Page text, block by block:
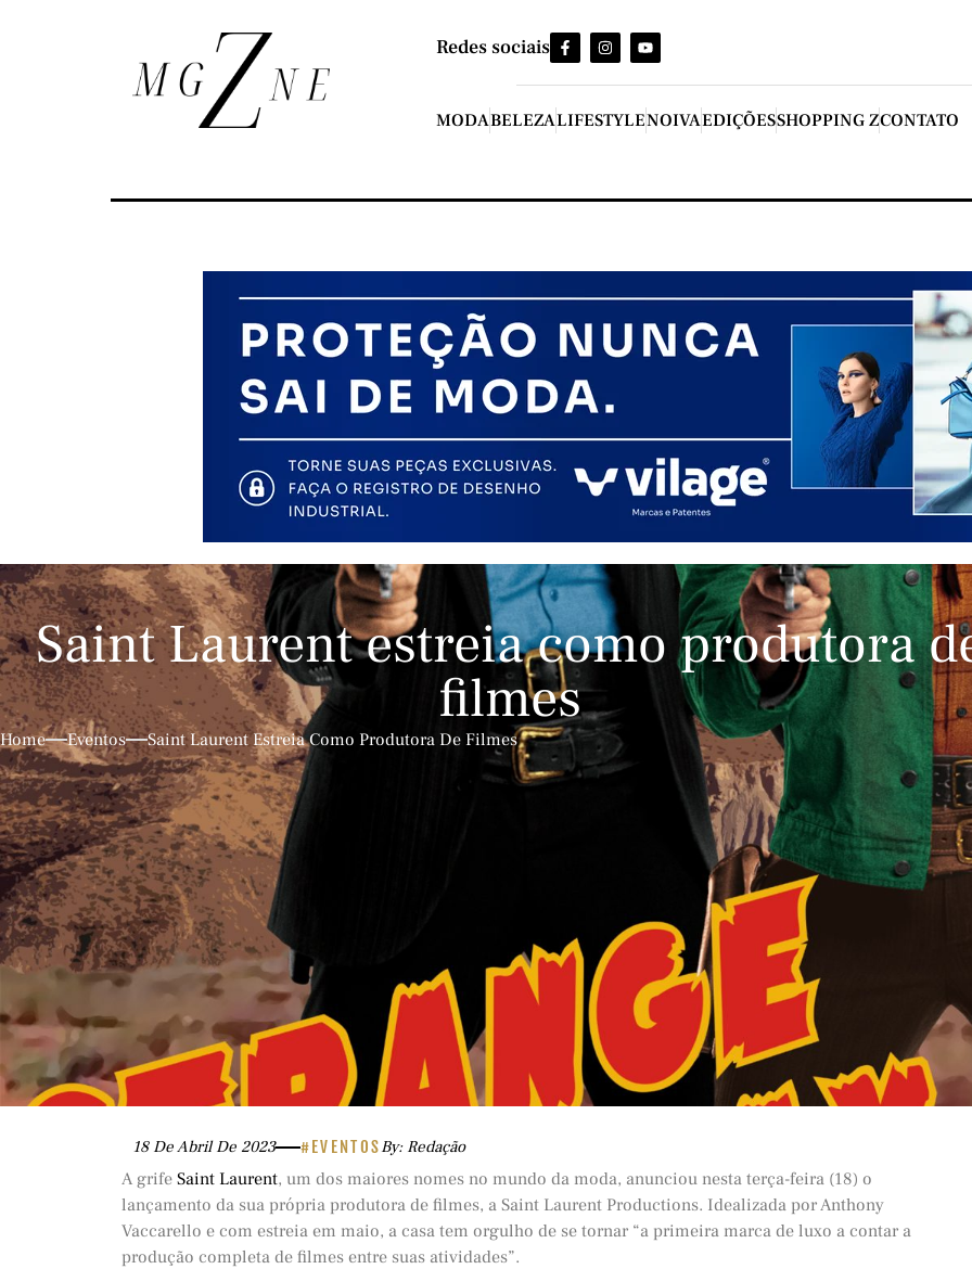
Redes sociais
MODABELEZALIFESTYLENOIVAEDIÇÕESSHOPPING ZCONTATO
Saint Laurent estreia como produtora
filmes
Home Eventos Saint Laurent Estreia Como Produtora De Filmes
18 De Abril De 2023 #EVENTOSBy: Redação
A grife Saint Laurent, um dos maiores nomes no mundo da moda, anunciou nesta terça-feira (18) o
lançamento da sua própria produtora de filmes, a Saint Laurent Productions. Idealizada por Anthony
Vaccarello e com estreia em maio, a casa tem orgulho de se tornar “a primeira marca de luxo a contar a
produção completa de filmes entre suas atividades”.